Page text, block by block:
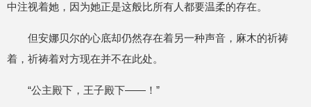
中注视着她，因为她正是这般比所有人都要温柔的存在。
但安娜贝尔的心底却仍然存在着另一种声音，麻木的祈祷
着，祈祷着对方现在并不在此处。
“公主殿下，王子殿下——！”